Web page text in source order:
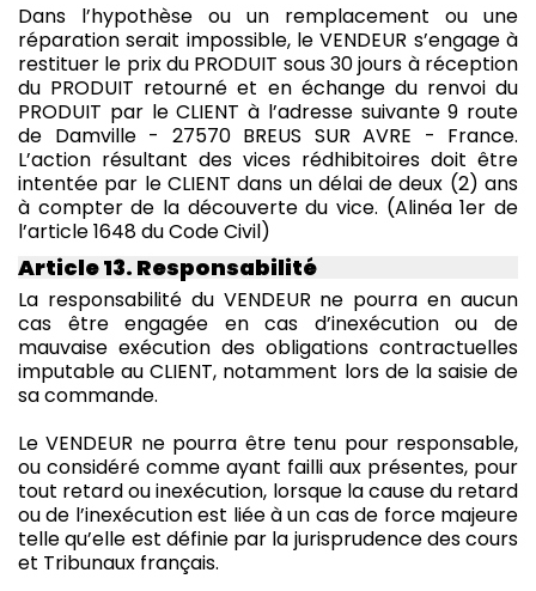
Dans l’hypothèse ou un remplacement ou une
réparation serait impossible, le VENDEUR s’engage à
restituer le prix du PRODUIT sous 30 jours à réception
du PRODUIT retourné et en échange du renvoi du
PRODUIT par le CLIENT à l’adresse suivante 9 route
de Damville - 27570 BREUS SUR AVRE - France.
L’action résultant des vices rédhibitoires doit être
intentée par le CLIENT dans un délai de deux (2) ans
à compter de la découverte du vice. (Alinéa 1er de
l’article 1648 du Code Civil)
Article 13. Responsabilité
La responsabilité du VENDEUR ne pourra en aucun
cas être engagée en cas d’inexécution ou de
mauvaise exécution des obligations contractuelles
imputable au CLIENT, notamment lors de la saisie de
sa commande.
Le VENDEUR ne pourra être tenu pour responsable,
ou considéré comme ayant failli aux présentes, pour
tout retard ou inexécution, lorsque la cause du retard
ou de l’inexécution est liée à un cas de force majeure
telle qu’elle est définie par la jurisprudence des cours
et Tribunaux français.